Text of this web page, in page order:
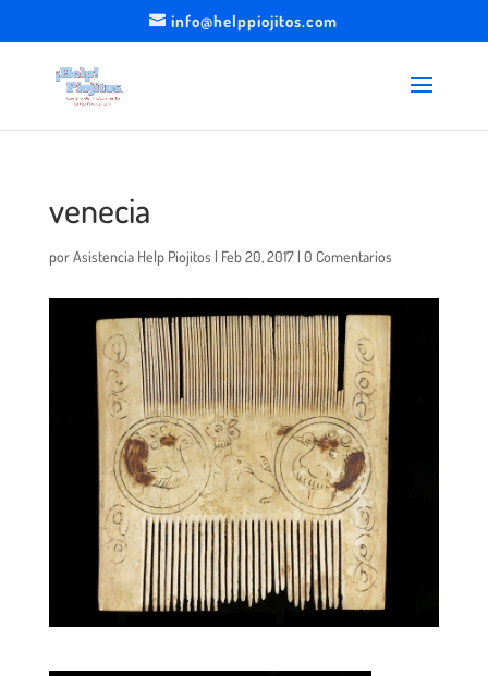
info@helppiojitos.com
venecia
porAsistencia Help Piojitos | Feb 20, 2017| 0 Comentarios